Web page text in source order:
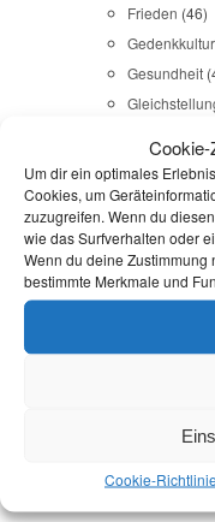
Um dir ein optimales
Cookies, um
zuzugreifen. Wenn du
wie das Surfverhalten oder
Wenn du deine Zustimmung
bestimmte Merkmale und
Cookie-Richtlinie
Frieden (46)
Gedenkkultur
Gesundheit
LINKES
NSU(29)
Religion &
Sicherheit
Durchsuchen: